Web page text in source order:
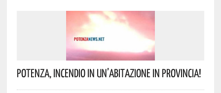
Potenza, Incendio In Un’abitazione In Provincia!